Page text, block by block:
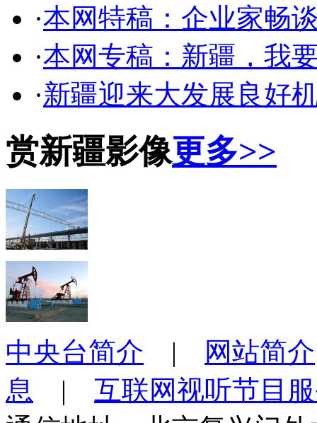
·本网特稿：企业家畅
·本网专稿：新疆，我
·新疆迎来大发展良好
赏新疆影像更多>>
中央台简介 | 网站简介
息 | 互联网视听节目